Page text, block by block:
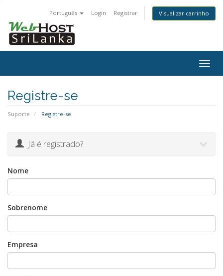
Português Login Registrar Visualizar carrinho
Registre-se
Suporte Registre-se
Já é registrado?
Nome
Sobrenome
Empresa